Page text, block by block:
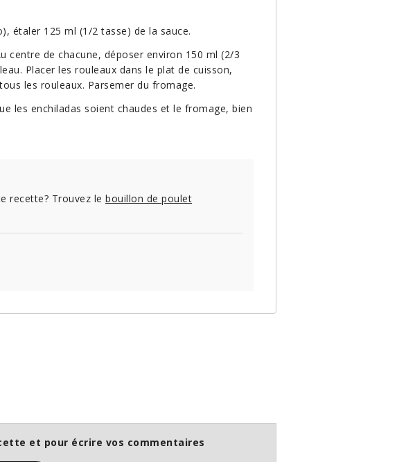
étaler 125 ml (1/2 tasse) de la sauce.
centre de chacune, déposer environ 150 ml (2/3
Placer les rouleaux dans le plat de cuisson,
les rouleaux. Parsemer du fromage.
les enchiladas soient chaudes et le fromage, bien
recette? Trouvez le bouillon de poulet
et pour écrire vos commentaires